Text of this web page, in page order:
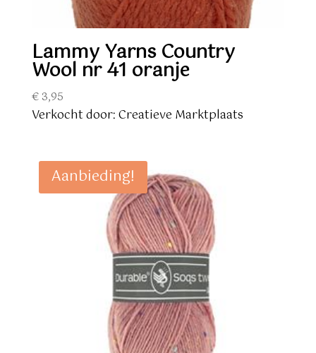
Lammy Yarns Country
Wool nr 41 oranje
€3,95
Verkocht door: Creatieve Marktplaats
Aanbieding!